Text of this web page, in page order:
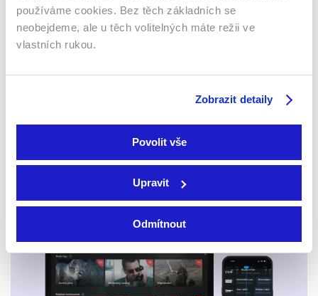
používáme cookies. Bez těch základních se
neobejdeme, ale u těch volitelných máte režii ve
vlastních rukou.
Zobrazit detaily
Povolit vše
Upravit
Odmítnout
Sledujte kdekoliv až na 6 zařízeních
Sledovat internetovou televizi jde odkudkoliv